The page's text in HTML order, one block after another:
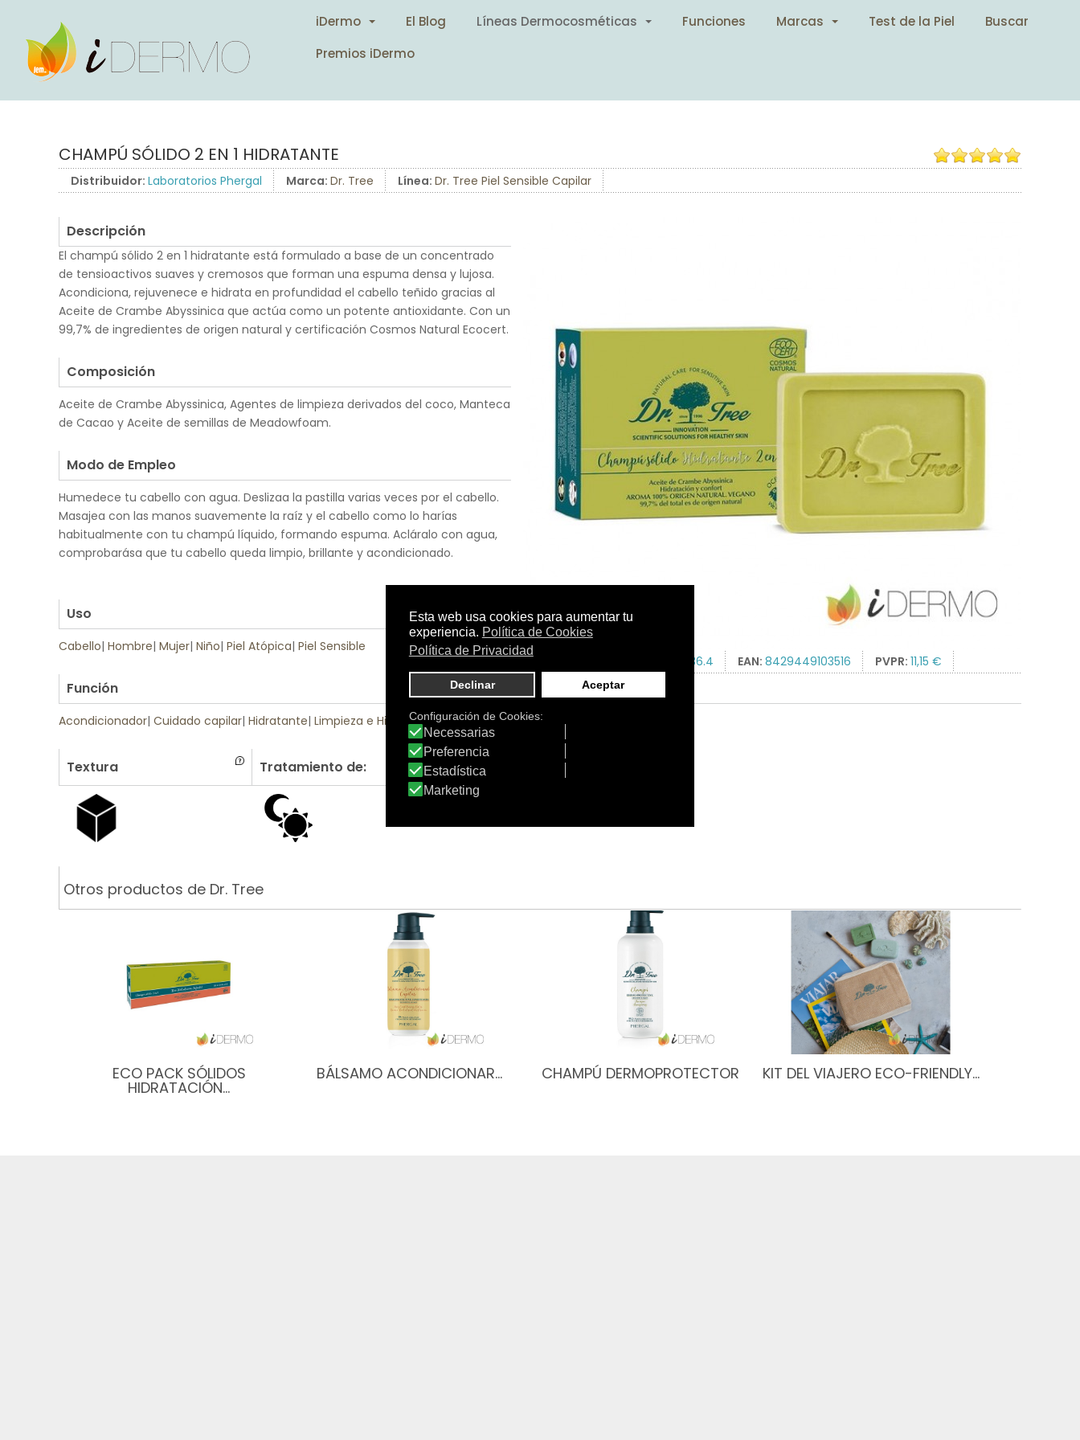
iDermo El Blog Líneas Dermocosméticas Funciones Marcas Test de la Piel
Buscar
Premios iDermo
CHAMPÚ SÓLIDO 2 EN 1 HIDRATANTE
Distribuidor: Laboratorios Phergal Marca: Dr. Tree Línea: Dr. Tree Piel Sensible Capilar
Tamaño: 207336.4 EAN: 8429449103516 PVPR: 11,15 €
Descripción
El champú sólido 2 en 1 hidratante está formulado a base de un concentrado
de tensioactivos suaves y cremosos que forman una espuma densa y lujosa.
Acondiciona, rejuvenece e hidrata en profundidad el cabello teñido gracias al
Aceite de Crambe Abyssinica que actúa como un potente antioxidante. Con un
99,7% de ingredientes de origen natural y certificación Cosmos Natural Ecocert.
Composición
Aceite de Crambe Abyssinica, Agentes de limpieza derivados del coco, Manteca
de Cacao y Aceite de semillas de Meadowfoam.
Modo de Empleo
Humedece tu cabello con agua. Deslizaa la pastilla varias veces por el cabello.
Masajea con las manos suavemente la raíz y el cabello como lo harías
habitualmente con tu champú líquido, formando espuma. Acláralo con agua,
comprobarása que tu cabello queda limpio, brillante y acondicionado.
Uso
Cabello| Hombre| Mujer| Niño| Piel Atópica| Piel Sensible
Función
Acondicionador| Cuidado capilar| Hidratante| Limpieza e Higiene
Textura Tratamiento de: Apto:
Sí, es apto
Otros productos de Dr. Tree
ECO PACK SÓLIDOS
HIDRATACIÓN…
BÁLSAMO ACONDICIONAR… CHAMPÚ DERMOPROTECTOR KIT DEL VIAJERO ECO-FRIENDLY…